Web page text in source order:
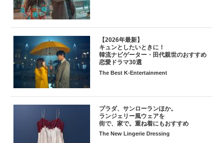
【2026年最新】
キュンとしたいときに！
韓流ナビゲーター・田代親世のおすすめ
恋愛ドラマ30選
The Best K-Entertainment
プラダ、サンローランほか。
ランジェリー風ウェアを
街で、家で。重ね着にもおすすめ
The New Lingerie Dressing